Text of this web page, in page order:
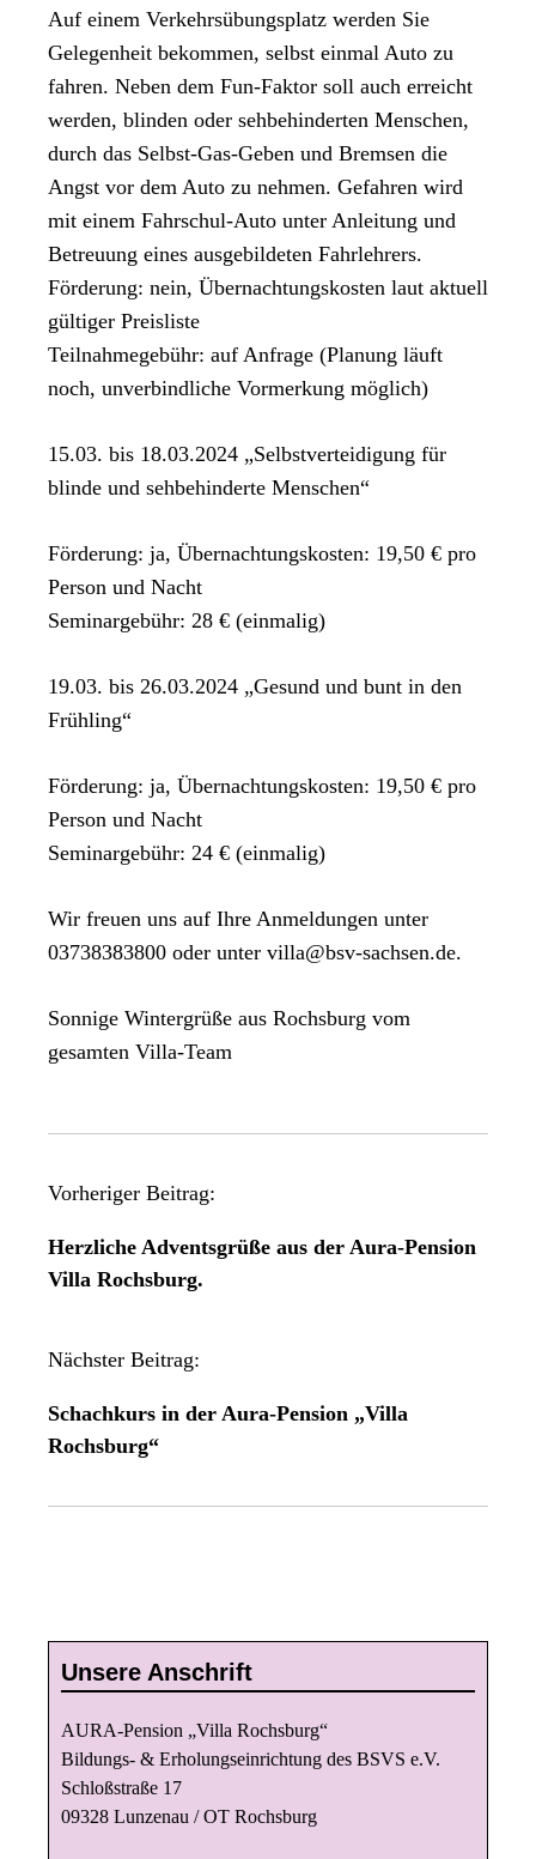
Auf einem Verkehrsübungsplatz werden Sie
Gelegenheit bekommen, selbst einmal Auto zu
fahren. Neben dem Fun-Faktor soll auch erreicht
werden, blinden oder sehbehinderten Menschen,
durch das Selbst-Gas-Geben und Bremsen die
Angst vor dem Auto zu nehmen. Gefahren wird
mit einem Fahrschul-Auto unter Anleitung und
Betreuung eines ausgebildeten Fahrlehrers.
Förderung: nein, Übernachtungskosten laut aktuell
gültiger Preisliste
Teilnahmegebühr: auf Anfrage (Planung läuft
noch, unverbindliche Vormerkung möglich)
15.03. bis 18.03.2024 „Selbstverteidigung für
blinde und sehbehinderte Menschen“
Förderung: ja, Übernachtungskosten: 19,50 € pro
Person und Nacht
Seminargebühr: 28 € (einmalig)
19.03. bis 26.03.2024 „Gesund und bunt in den
Frühling“
Förderung: ja, Übernachtungskosten: 19,50 € pro
Person und Nacht
Seminargebühr: 24 € (einmalig)
Wir freuen uns auf Ihre Anmeldungen unter
03738383800 oder unter villa@bsv-sachsen.de.
Sonnige Wintergrüße aus Rochsburg vom
gesamten Villa-Team
B
i
t
a
s
n
v
t
Vorheriger Beitrag:
Herzliche Adventsgrüße aus der Aura-Pension
Villa Rochsburg.
Nächster Beitrag:
Schachkurs in der Aura-Pension „Villa
Rochsburg“
Unsere Anschrift
AURA-Pension „Villa Rochsburg“
Bildungs- & Erholungseinrichtung des BSVS e.V.
Schloßstraße 17
09328 Lunzenau / OT Rochsburg